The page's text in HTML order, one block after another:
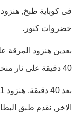
فى كوباية طبخ,
خضروات كنور.
بعدين هنزود المرقة
40 دقيقة على نار منخفضة.
الاخر, نقدم طبق